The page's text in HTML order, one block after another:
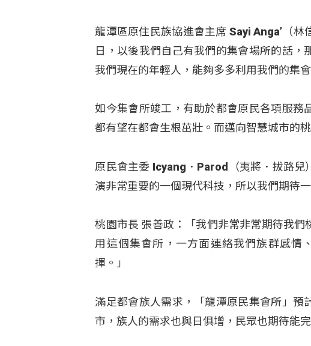
龍潭區原住民族協進會主席 Sayi Anga’（
日，以後我們自己有我們的集會場所的話
我們現在的年輕人，能夠多多利用我們的集會
如今集會所竣工，有助於都會原民各項服務
都有望在都會生根茁壯。而邁向智慧城市的
原民會主委 Icyang．Parod（夷將．拔路兒
演非常重要的一個現代科技，所以我們期待
桃園市長 張善政：「我們非常非常期待我
用這個集會所，一方面連絡我們族群感情
揮。」
滿足都會族人需求，「龍潭原民集會所」預
市，族人的需求也與日俱增，民眾也期待能